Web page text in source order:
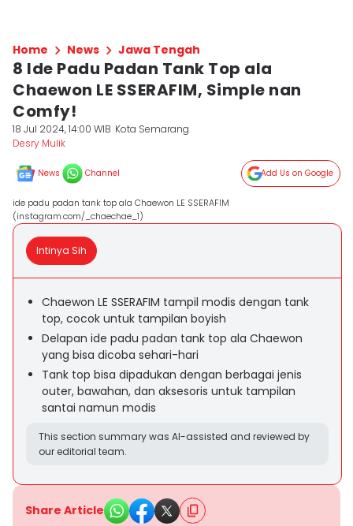
Home News Jawa Tengah
8 Ide Padu Padan Tank Top ala
Chaewon LE SSERAFIM, Simple nan
Comfy!
18 Jul 2024, 14:00 WIB Kota Semarang
Desry Mulik
News Channel Add Us on Google
ide padu padan tank top ala Chaewon LE SSERAFIM
(instagram.com/_chaechae_1)
Intinya Sih
Chaewon LE SSERAFIM tampil modis dengan tank
top, cocok untuk tampilan boyish
Delapan ide padu padan tank top ala Chaewon
yang bisa dicoba sehari-hari
Tank top bisa dipadukan dengan berbagai jenis
outer, bawahan, dan aksesoris untuk tampilan
santai namun modis
This section summary was AI-assisted and reviewed by
our editorial team.
Share Article